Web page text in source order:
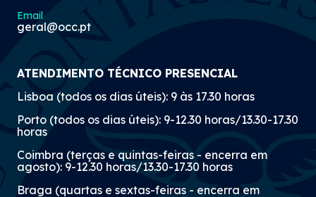
Tomada de Posse da Comissão Instaladora e
julho.
Email
geral@occ.pt
ATENDIMENTO TÉCNICO PRESENCIAL
Lisboa (todos os dias úteis): 9 às 17.30 horas
Porto (todos os dias úteis): 9-12.30 horas/13.30-17.30
horas
Coimbra (terças e quintas-feiras - encerra em
agosto): 9-12.30 horas/13.30-17.30 horas
Braga (quartas e sextas-feiras - encerra em